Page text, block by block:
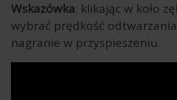
Wskazówka: klikając w koło
wybrać prędkość
nagranie w przyspieszeniu.